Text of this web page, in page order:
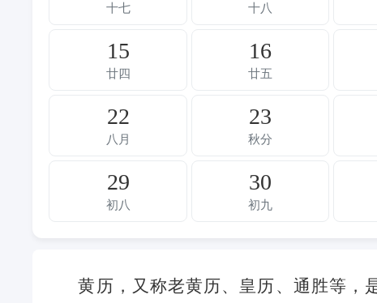
十七 十八
15
廿四
16
廿五
22
八月
23
秋分
29
初八
30
初九
黄历，又称老黄历、皇历、通胜等，